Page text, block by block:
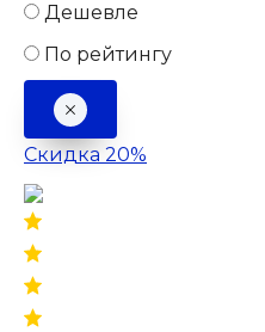
Дешевле
По рейтингу
Скидка 20%